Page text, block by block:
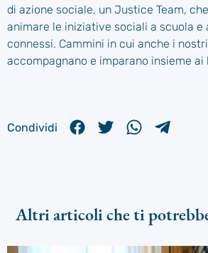
di azione sociale, un Justice Team,
animare le iniziative sociali a scuola
connessi. Cammini in cui anche i
accompagnano e imparano insieme ai
Condividi
Altri articoli che ti